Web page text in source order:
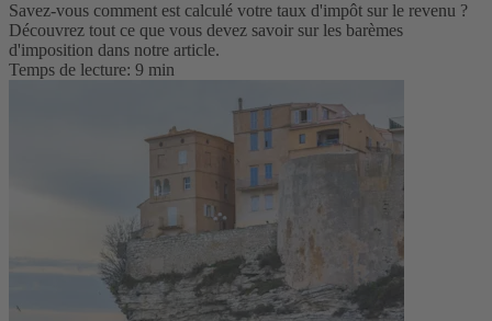
Savez-vous comment est calculé votre taux d'impôt sur le revenu ?
Découvrez tout ce que vous devez savoir sur les barèmes
d'imposition dans notre article.
Temps de lecture: 9 min